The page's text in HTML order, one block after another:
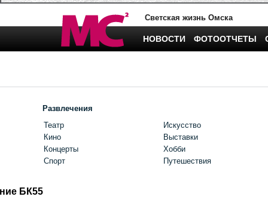
Светская жизнь Омска
НОВОСТИ ФОТООТЧЕТЫ
Развлечения
Театр
Кино
Концерты
Спорт
Искусство
Выставки
Хобби
Путешествия
БК55